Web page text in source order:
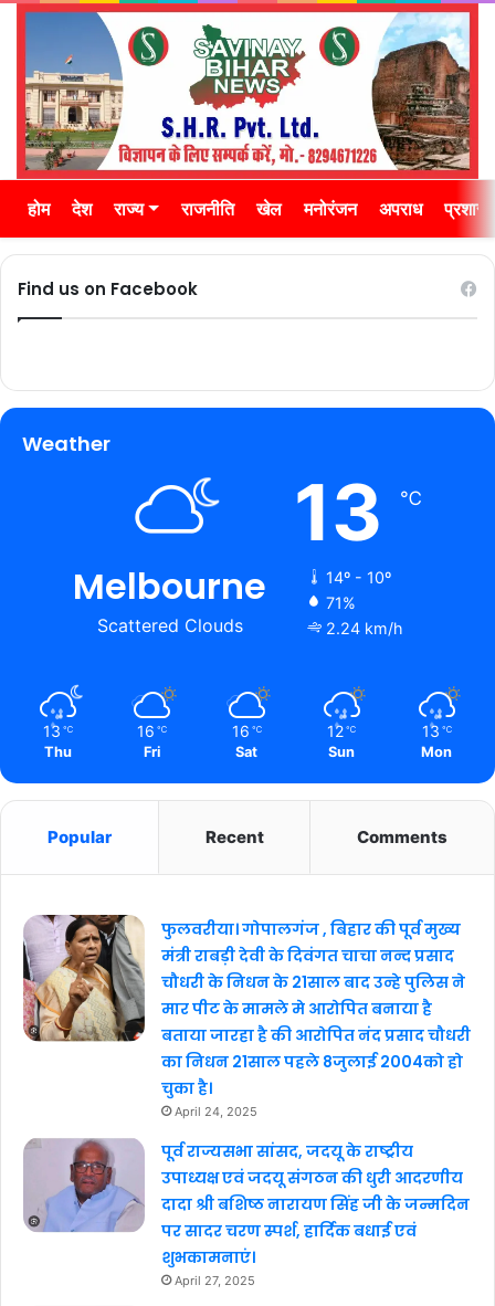
होम देश राज्य राजनीति खेल मनोरंजन अपराध
Find us on Facebook
Weather
Melbourne
Scattered Clouds
13 ℃
14º - 10º
71%
2.24 km/h
13 ℃
Thu
16 ℃
Fri
16 ℃
Sat
12 ℃
Sun
13 ℃
Mon
Popular Recent Comments
फुलवरीया। गोपालगंज , बिहार की पूर्व मुख्य
मंत्री राबड़ी देवी के दिवंगत चाचा नन्द प्रसाद
चौधरी के निधन के 21साल बाद उन्हे पुलिस ने
मार पीट के मामले मे आरोपित बनाया है
बताया जारहा है की आरोपित नंद प्रसाद चौधरी
का निधन 21साल पहले 8जुलाई 2004को हो
चुका है।
April 24, 2025
पूर्व राज्यसभा सांसद, जदयू के राष्ट्रीय
उपाध्यक्ष एवं जदयू संगठन की धुरी आदरणीय
दादा श्री बशिष्ठ नारायण सिंह जी के जन्मदिन
पर सादर चरण स्पर्श, हार्दिक बधाई एवं
शुभकामनाएं।
April 27, 2025